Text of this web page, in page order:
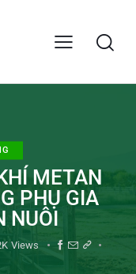
METAN
PHỤ GIA
NUÔI
Views